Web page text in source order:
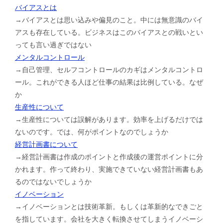
バイアスとは
→バイアスとは思い込みや偏見のこと。中には無意識のバイ
アスも存在している。ビジネスはこのバイアスとの戦いとい
っても言い過ぎではない
メンタルコントロール
→自己管理、セルフコントロールのカギはメンタルコントロ
ール。これができる人ほど仕事の結果は比例している。なぜ
か
生産性について
→生産性については誤解があります。効率を上げるだけでは
ないのです。では、何がポイントなのでしょうか
経営計画書について
→経営計画書は作成のポイントと作成後の運営ポイントに分
かれます。作って終わり、実施できていない経営計画書もあ
るのではないでしょうか
イノベーション
→イノベーションとは技術革新。もしくは革新的なできごと
を指しています。会社を大きく転換させてしまうイノベーシ